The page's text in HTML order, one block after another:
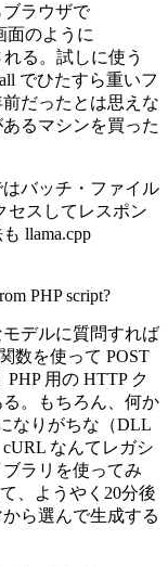
ラウザで
面のように
る。試しに使う
でひたすら重いフ
だったとは思えな
るマシンを買った
バッチ・ファイル
セスしてレスポン
llama.cpp
PHP script?
デルに質問すれば
数を使って POST
用の HTTP ク
。もちろん、何か
なりがちな（DLL
なんてレガシ
ラリを使ってみ
、ようやく20分後
ら選んで生成する